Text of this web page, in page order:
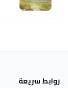
روابط سريعة